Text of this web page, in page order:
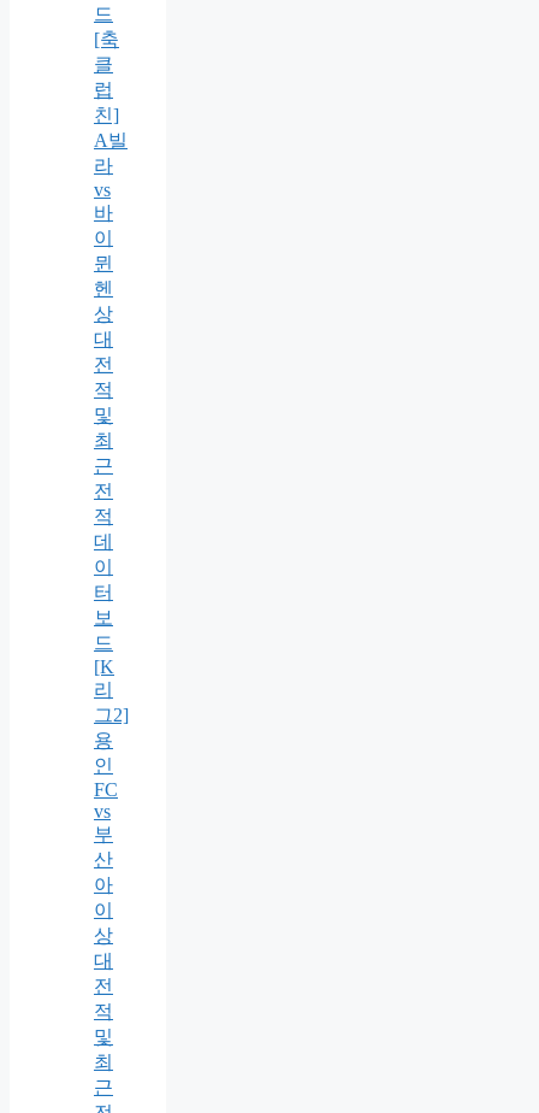
드
[축
클
럽
친]
A빌
라
vs
바
이
뮌
헨
상
대
전
적
및
최
근
전
적
데
이
터
보
드
[K
리
그2]
용
인
FC
vs
부
산
아
이
상
대
전
적
및
최
근